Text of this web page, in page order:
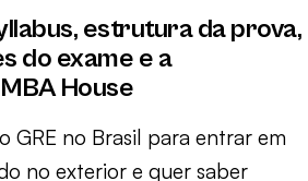
estrutura da prova,
do exame e a
House
GRE no Brasil para entrar em
no exterior e quer saber